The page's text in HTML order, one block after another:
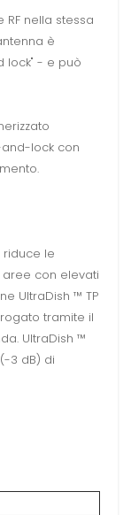
nella stessa
è
lock" - e può
lock con
le
con elevati
UltraDish ™ TP
tramite il
UltraDish ™
3 dB) di